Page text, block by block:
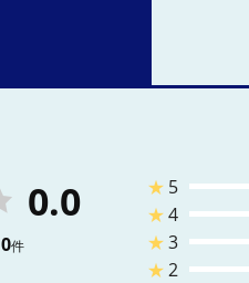
0.0
0件
★ 5
★4
★3
★2